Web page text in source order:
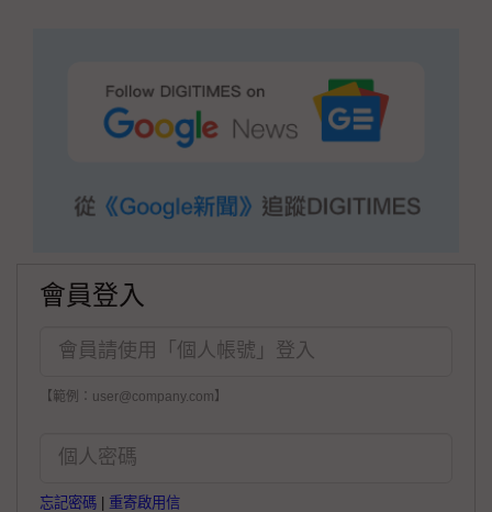
會員登入
【範例：user@company.com】
忘記密碼 重寄啟用信